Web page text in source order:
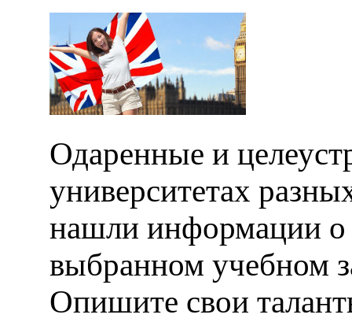
Одаренные и
университетах
нашли информации о
выбранном учебном
Опишите свои